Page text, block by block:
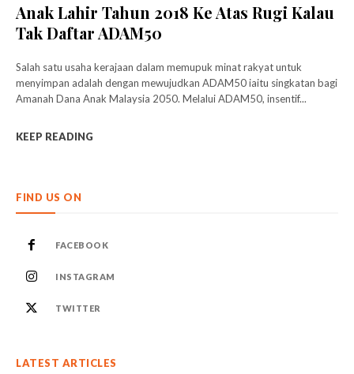
Anak Lahir Tahun 2018 Ke Atas Rugi Kalau
Tak Daftar ADAM50
Salah satu usaha kerajaan dalam memupuk minat rakyat untuk
menyimpan adalah dengan mewujudkan ADAM50 iaitu singkatan bagi
Amanah Dana Anak Malaysia 2050. Melalui ADAM50, insentif...
KEEP READING
FIND US ON
FACEBOOK
INSTAGRAM
TWITTER
LATEST ARTICLES